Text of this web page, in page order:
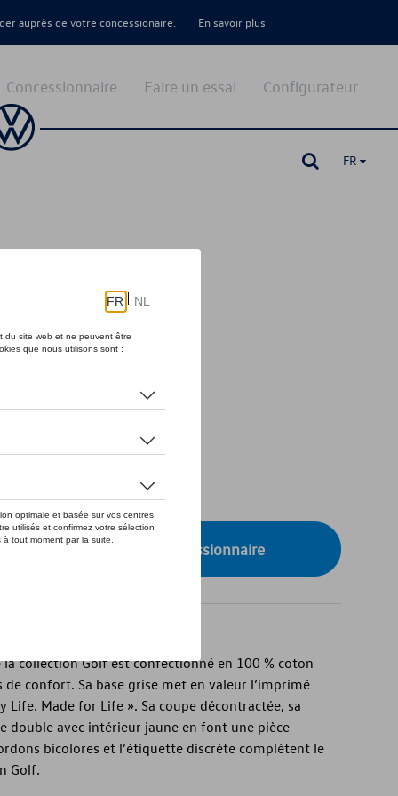
auprès de votre concessionaire. En savoir plus
Configurateur
Faire un essai
Concessionnaire
FR
stock
auprès de votre concessionnaire
la collection Golf est confectionné en 100 % coton
confort. Sa base grise met en valeur l’imprimé
Life. Made for Life ». Sa coupe décontractée, sa
double avec intérieur jaune en font une pièce
bicolores et l’étiquette discrète complètent le
Golf.